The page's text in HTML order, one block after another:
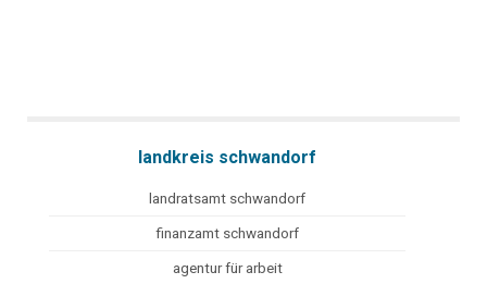
landkreis schwandorf
landratsamt schwandorf
finanzamt schwandorf
agentur für arbeit